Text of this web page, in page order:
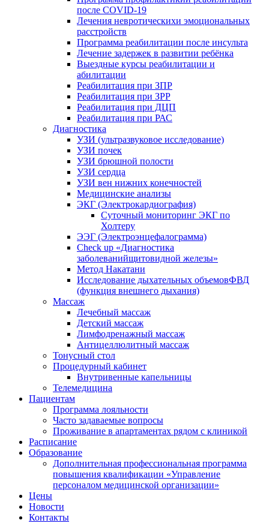
после COVID-19
Лечения невротическихи эмоциональных
расстройств
Программа реабилитации после инсульта
Лечение задержек в развитии ребёнка
Выездные курсы реабилитации и
абилитации
Реабилитация при ЗПР
Реабилитация при ЗРР
Реабилитация при ДЦП
Реабилитация при РАС
Диагностика
УЗИ (ультразвуковое исследование)
УЗИ почек
УЗИ брюшной полости
УЗИ сердца
УЗИ вен нижних конечностей
Медицинские анализы
ЭКГ (Электрокардиография)
Cуточный мониторинг ЭКГ по
Холтеру
ЭЭГ (Электроэнце­фало­грамма)
Check up «Диагностика
заболеванийщитовидной железы»
Метод Накатани
Исследование дыхательных объемовФВД
(функция внешнего дыхания)
Массаж
Лечебный массаж
Детский массаж
Лимфодренажный массаж
Антицеллюлитный массаж
Тонусный стол
Процедурный кабинет
Внутривенные капельницы
Телемедицина
Пациентам
Программа лояльности
Часто задаваемые вопросы
Проживание в апартаментах рядом с клиникой
Расписание
Образование
Дополнительная профессиональная программа
повышения квалификации «Управление
персоналом медицинской организации»
Цены
Новости
Контакты